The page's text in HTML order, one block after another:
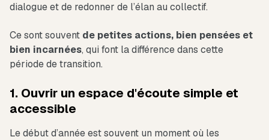
dialogue et de redonner de l’élan au collectif.
Ce sont souvent de petites actions, bien pensées et
bien incarnées, qui font la différence dans cette
période de transition.
1. Ouvrir un espace d'écoute simple et
accessible
Le début d’année est souvent un moment où les